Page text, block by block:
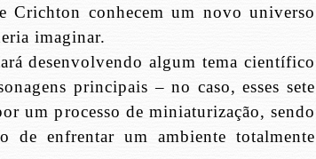
Crichton conhecem um novo universo
imaginar.
desenvolvendo algum tema científico
principais – no caso, esses sete
um processo de miniaturização, sendo
de enfrentar um ambiente totalmente